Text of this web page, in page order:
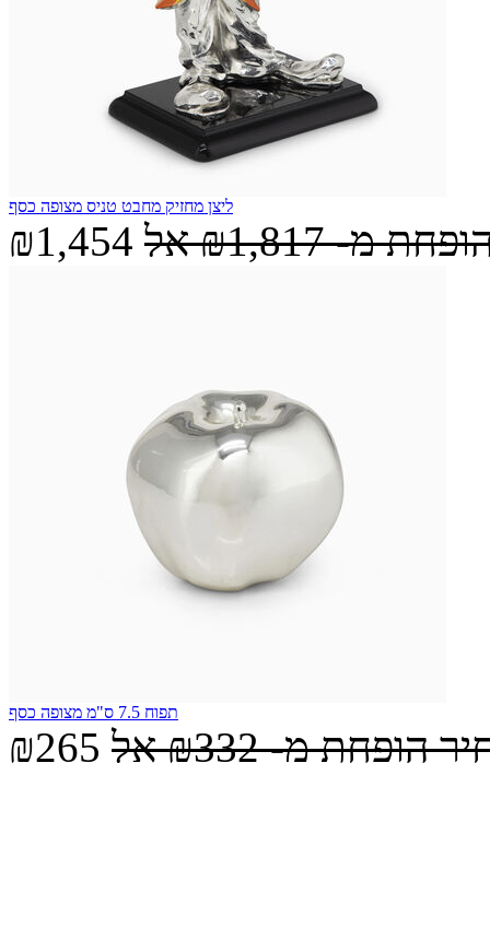
ליצן מחזיק מחבט טניס מצופה כסף
₪1,454 מ-₪1,817 אל
תפוח 7.5 ס"מ מצופה כסף
₪265 הופחת מ-₪332 אל